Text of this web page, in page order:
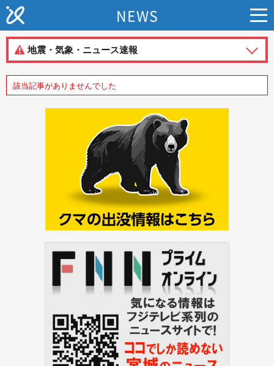
NEWS
地震・気象・ニュース速報
該当記事がありませんでした